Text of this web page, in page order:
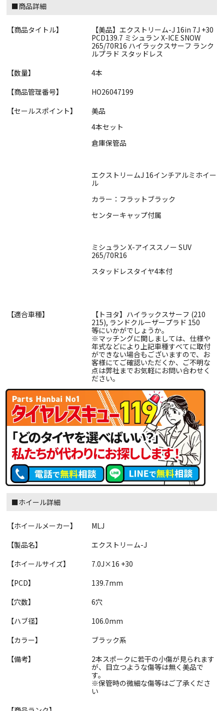
■商品詳細
【商品タイトル】
【美品】エクストリーム-J 16in 7J +30
PCD139.7 ミシュラン X-ICE SNOW
265/70R16 ハイラックスサーフ ランク
ルプラド スタッドレス
【数量】
4本
【商品管理番号】
HO26047199
【セールスポイント】
美品
4本セット
倉庫保管品
エクストリームJ 16インチアルミホイー
ル
カラー：フラットブラック
センターキャップ付属
ミシュラン X-アイススノー SUV
265/70R16
スタッドレスタイヤ4本付
【適合車種】
【トヨタ】ハイラックスサーフ (210
215), ランドクルーザープラド 150
等にいかがでしょうか。
※マッチングに関しましては、仕様や
年式などにより上記車種すべてに取付
ができない場合もございますので、お
客様にてご確認いただくか、ご不明な
点は弊社までお気軽にお問い合わせく
ださい。
■ホイール詳細
【ホイールメーカー】
MLJ
【製品名】
エクストリーム-J
【ホイールサイズ】
7.0J×16 +30
【PCD】
139.7mm
【穴数】
6穴
【ハブ径】
106.0mm
【カラー】
ブラック系
【備考】
2本スポークに若干の小傷が見られます
が、目立つような傷等は無く美品で
す。
※保管時の微細な傷等はご了承くださ
い